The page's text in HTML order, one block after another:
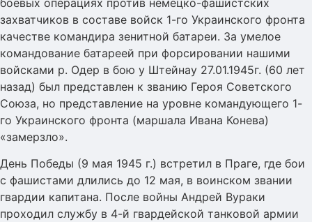
захватчиков в составе войск 1-го Украинского фронта
качестве командира зенитной батареи. За умелое
командование батареей при форсировании нашими
войсками р. Одер в бою у Штейнау 27.01.1945г. (60 лет
назад) был представлен к званию Героя Советского
Союза, но представление на уровне командующего 1-
го Украинского фронта (маршала Ивана Конева)
«замерзло».
День Победы (9 мая 1945 г.) встретил в Праге, где бои
с фашистами длились до 12 мая, в воинском звании
гвардии капитана. После войны Андрей Вураки
проходил службу в 4-й гвардейской танковой армии